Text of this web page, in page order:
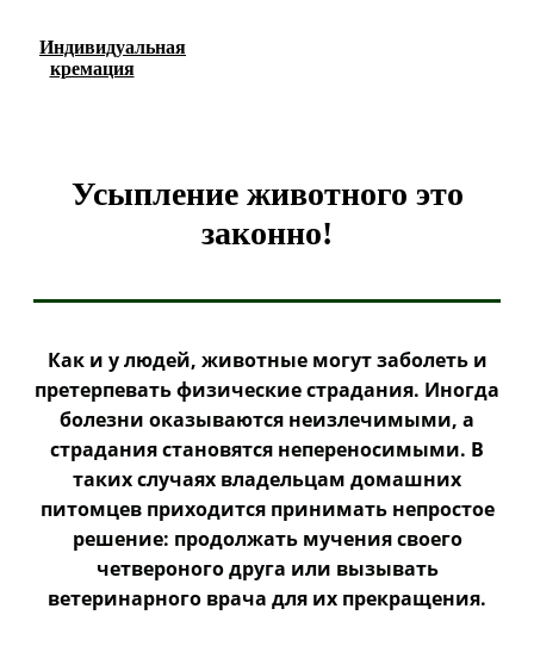
Индивидуальная
кремация
Усыпление животного это
законно!
Как и у людей, животные могут заболеть и
претерпевать физические страдания. Иногда
болезни оказываются неизлечимыми, а
страдания становятся непереносимыми. В
таких случаях владельцам домашних
питомцев приходится принимать непростое
решение: продолжать мучения своего
четвероного друга или вызывать
ветеринарного врача для их прекращения.